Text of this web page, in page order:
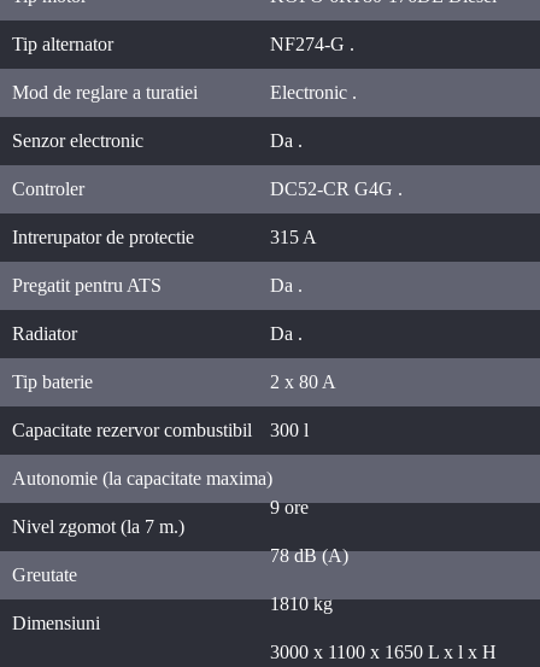
Tip alternator NF274-G .
Mod de reglare a turatiei Electronic .
Senzor electronic Da .
Controler DC52-CR G4G .
Intrerupator de protectie 315 A
Pregatit pentru ATS Da .
Radiator Da .
Tip baterie 2 x 80 A
Capacitate rezervor combustibil 300 l
Autonomie (la capacitate maxima)
9 ore
Nivel zgomot (la 7 m.)
78 dB (A)
Greutate
1810 kg
Dimensiuni
3000 x 1100 x 1650 L x l x H